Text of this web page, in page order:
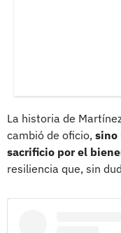
La historia de
cambió de oficio, sino
sacrificio por el
resiliencia que, sin